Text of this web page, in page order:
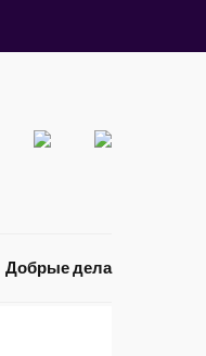
Добрые дела